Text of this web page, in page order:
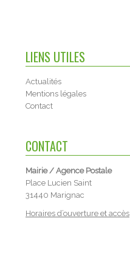
LIENS UTILES
Actualités
Mentions légales
Contact
CONTACT
Mairie / Agence Postale
Place Lucien Saint
31440 Marignac
Horaires d’ouverture et accès